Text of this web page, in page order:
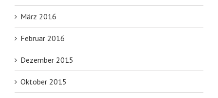
März 2016
Februar 2016
Dezember 2015
Oktober 2015